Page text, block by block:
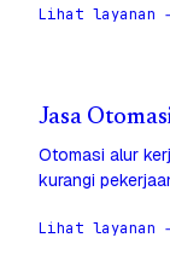
Lihat layanan
Jasa
Otomasi alur
kurangi
Lihat layanan